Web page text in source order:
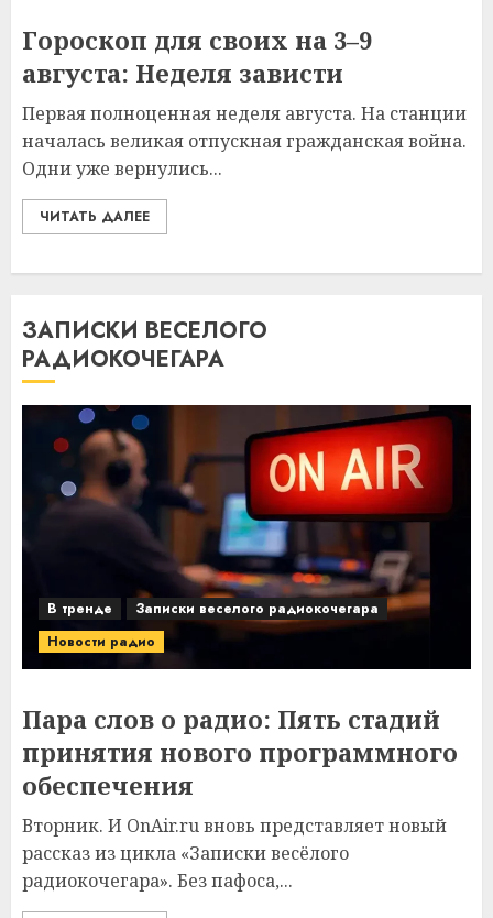
Гороскоп для своих на 3–9
августа: Неделя зависти
Первая полноценная неделя августа. На станции
началась великая отпускная гражданская война.
Одни уже вернулись...
ЧИТАТЬ ДАЛЕЕ
ЗАПИСКИ ВЕСЕЛОГО
РАДИОКОЧЕГАРА
В тренде
Записки веселого радиокочегара
Новости радио
Пара слов о радио: Пять стадий
принятия нового программного
обеспечения
Вторник. И OnAir.ru вновь представляет новый
рассказ из цикла «Записки весёлого
радиокочегара». Без пафоса,...